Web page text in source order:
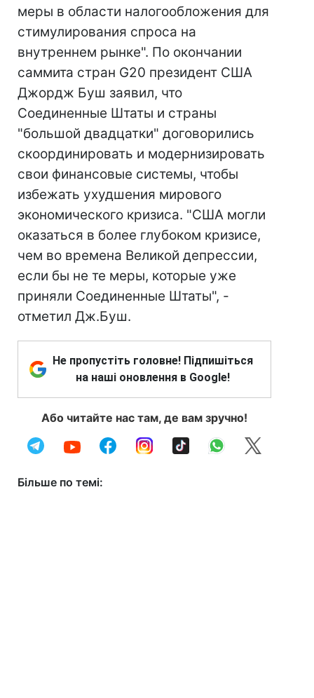
меры в области налогообложения для
стимулирования спроса на
внутреннем рынке". По окончании
саммита стран G20 президент США
Джордж Буш заявил, что
Соединенные Штаты и страны
"большой двадцатки" договорились
скоординировать и модернизировать
свои финансовые системы, чтобы
избежать ухудшения мирового
экономического кризиса. "США могли
оказаться в более глубоком кризисе,
чем во времена Великой депрессии,
если бы не те меры, которые уже
приняли Соединенные Штаты", -
отметил Дж.Буш.
Не пропустіть головне! Підпишіться
на наші оновлення в Google!
Або читайте нас там, де вам зручно!
Більше по темі: